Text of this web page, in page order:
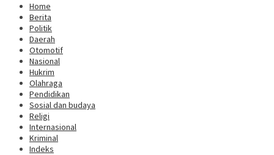
Home
Berita
Politik
Daerah
Otomotif
Nasional
Hukrim
Olahraga
Pendidikan
Sosial dan budaya
Religi
Internasional
Kriminal
Indeks